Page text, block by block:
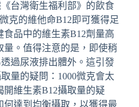
台灣衛生福利部》的飲食
克的維他命B12即可獲得足
品中的維生素B12劑量高
量。值得注意的是，即使稍
過尿液排出體外。這引發
量的疑問：1000微克會太
維生素B12攝取量的疑
達到均衡攝取，以獲得最